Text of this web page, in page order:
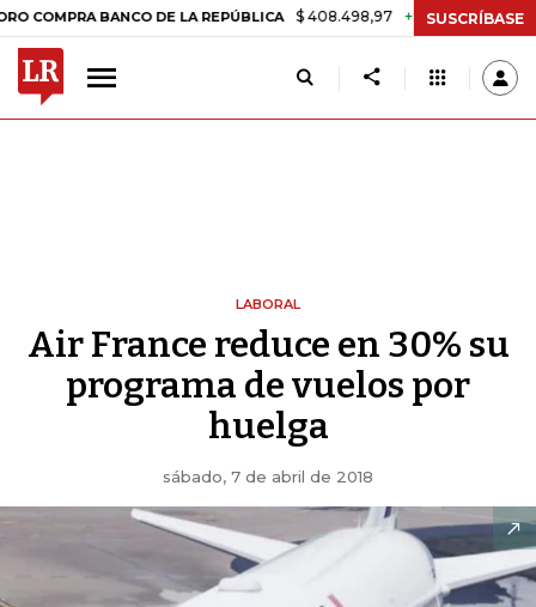
BANCO DE LA REPÚBLICA $ 408.498,97 +$ 8.753,81 +2,19%
SUSCRÍBASE
LABORAL
Air France reduce en 30% su
programa de vuelos por
huelga
sábado, 7 de abril de 2018